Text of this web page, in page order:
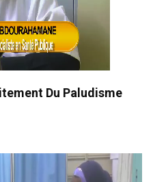
Du Paludisme